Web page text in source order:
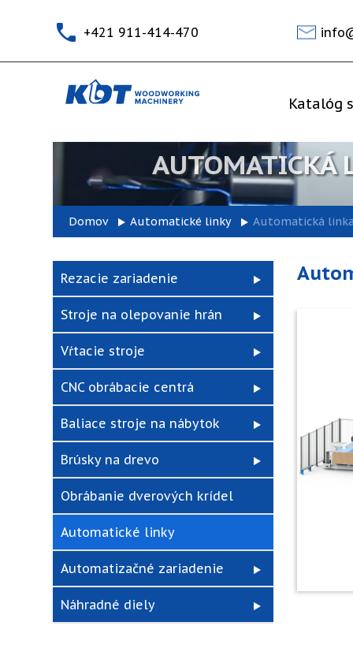
+421 911-414-470
Katalóg
AUTOMATICKÁ
Domov Automatické linky Automatická linka
Rezacie zariadenie
Stroje na olepovanie hrán
Vŕtacie stroje
CNC obrábacie centrá
Baliace stroje na nábytok
Brúsky na drevo
Obrábanie dverových krídel
Automatické linky
Automatizačné zariadenie
Náhradné diely